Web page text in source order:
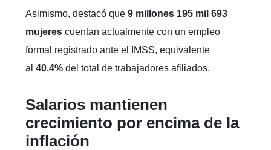
Asimismo, destacó que 9 millones 195 mil 693
mujeres cuentan actualmente con un empleo
formal registrado ante el IMSS, equivalente
al 40.4% del total de trabajadores afiliados.
Salarios mantienen
crecimiento por encima de la
inflación